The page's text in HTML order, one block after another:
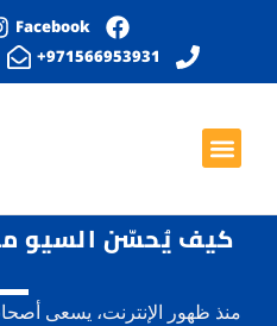
Facebook
971566953931+
كيف يُحسّن السيو
منذ ظهور الإنترنت، يسعى